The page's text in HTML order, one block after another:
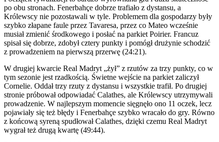
po obu stronach. Fenerbahçe dobrze trafiało z dystansu, a
Królewscy nie pozostawali w tyle. Problemem dla gospodarzy były
szybko złapane faule przez Tavaresa, przez co Mateo wcześnie
musiał zmienić środkowego i posłać na parkiet Poirier. Francuz
spisał się dobrze, zdobył cztery punkty i pomógł drużynie schodzić
z prowadzeniem na pierwszą przerwę (24:21).
W drugiej kwarcie Real Madryt „żył” z rzutów za trzy punkty, co w
tym sezonie jest rzadkością. Świetne wejście na parkiet zaliczył
Cornelie. Oddał trzy rzuty z dystansu i wszystkie trafił. Po drugiej
stronie próbował odpowiadać Calathes, ale Królewscy utrzymywali
prowadzenie. W najlepszym momencie sięgnęło ono 11 oczek, lecz
pojawiały się też błędy i Fenerbahçe szybko wracało do gry. Równo
z końcową syreną spudłował Calathes, dzięki czemu Real Madryt
wygrał też drugą kwartę (49:44).